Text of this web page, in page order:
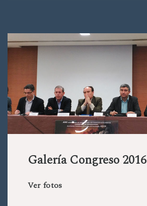
Galería Congreso 2016
Ver fotos